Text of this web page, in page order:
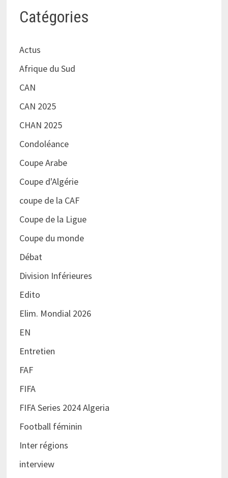
Catégories
Actus
Afrique du Sud
CAN
CAN 2025
CHAN 2025
Condoléance
Coupe Arabe
Coupe d'Algérie
coupe de la CAF
Coupe de la Ligue
Coupe du monde
Débat
Division Inférieures
Edito
Elim. Mondial 2026
EN
Entretien
FAF
FIFA
FIFA Series 2024 Algeria
Football féminin
Inter régions
interview